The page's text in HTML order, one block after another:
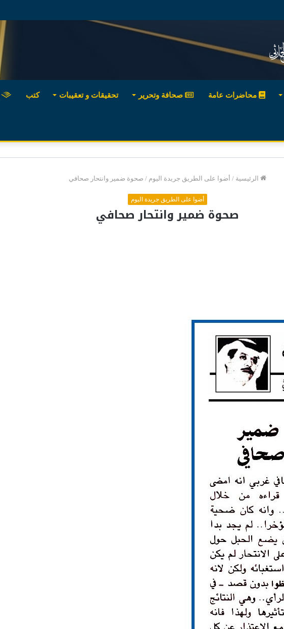
محاضرات عامة صحافة وتحرير تحقيقات و تعقيبات كتب
الرئيسية / أضوا على الطريق جريدة اليوم / صحوة ضمير وانتحار صحافي
أضوا على الطريق جريدة اليوم
صحوة ضمير وانتحار صحافي